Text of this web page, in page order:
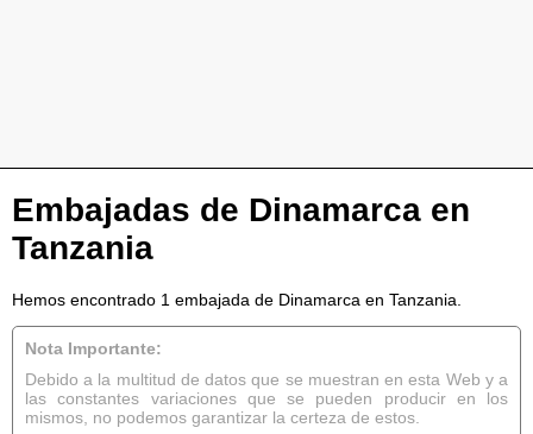
Embajadas de Dinamarca en
Tanzania
Hemos encontrado 1 embajada de Dinamarca en Tanzania.
Nota Importante:
Debido a la multitud de datos que se muestran en esta Web y a
las constantes variaciones que se pueden producir en los
mismos, no podemos garantizar la certeza de estos.